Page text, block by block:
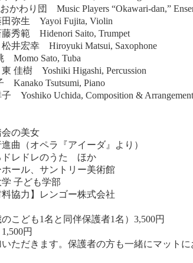
かわり団 Music Players “Okawari-dan,”
弥生 Yayoi Fujita, Violin
秀範 Hidenori Saito, Trumpet
井宏幸 Hiroyuki Matsui, Saxophone
Momo Sato, Tuba
佳樹 Yoshiki Higashi, Percussion
Tsutsumi, Piano
Yoshiko Uchida, Composition & Arrangement
の美女
曲（オペラ『アイーダ』より）
ドレドレのうた ほか
ホール、サントリー美術館
学 子ども学部
料協力】レンゴー株式会社
こども1名と同伴保護者1名）3,500円
円
ただきます。保護者の方も一緒にマット